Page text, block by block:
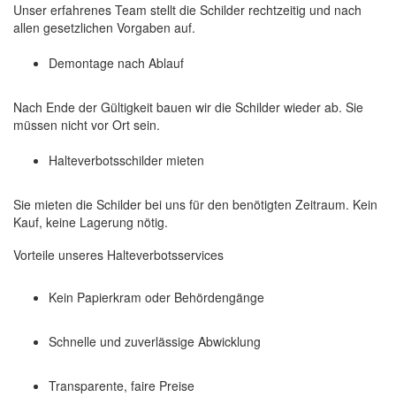
Unser erfahrenes Team stellt die Schilder rechtzeitig und nach
allen gesetzlichen Vorgaben auf.
Demontage nach Ablauf
Nach Ende der Gültigkeit bauen wir die Schilder wieder ab. Sie
müssen nicht vor Ort sein.
Halteverbotsschilder mieten
Sie mieten die Schilder bei uns für den benötigten Zeitraum. Kein
Kauf, keine Lagerung nötig.
Vorteile unseres Halteverbotsservices
Kein Papierkram oder Behördengänge
Schnelle und zuverlässige Abwicklung
Transparente, faire Preise